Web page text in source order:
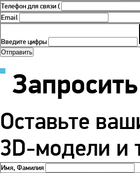
Телефон для связи(
Email
Введите цифры
Оставьте
3D-модели и
Имя, Фамилия